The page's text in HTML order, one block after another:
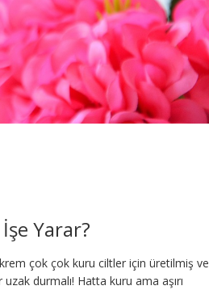
Yarar?
çok çok kuru ciltler için üretilmiş ve
durmalı! Hatta kuru ama aşırı